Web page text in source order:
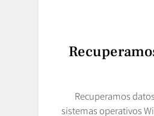
Recuperamos
sistemas operativos